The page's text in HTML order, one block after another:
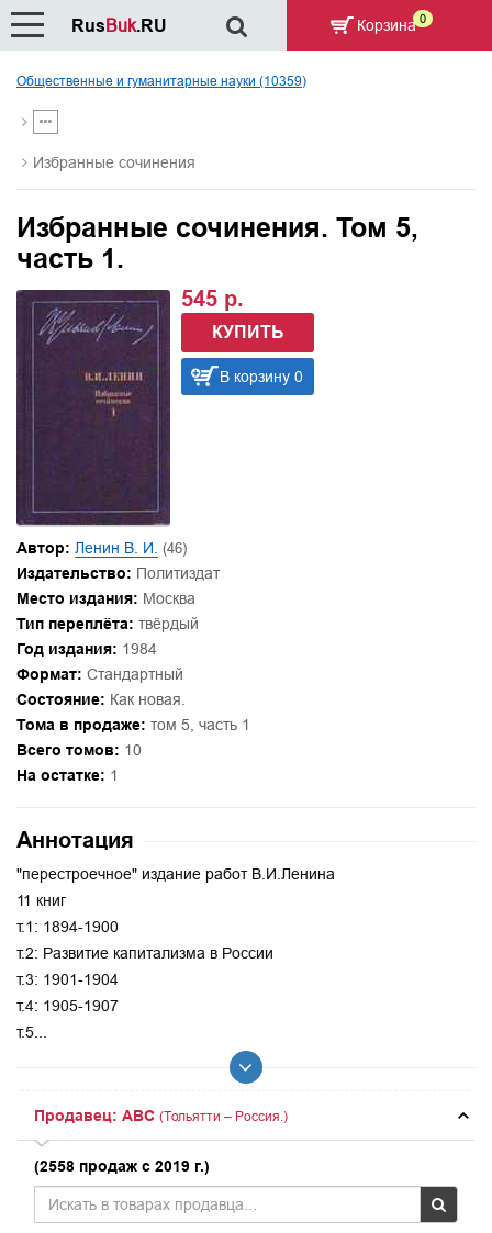
Общественные и гуманитарные науки (10359)
Избранные сочинения
Избранные сочинения. Том 5,
часть 1.
545 р.
КУПИТЬ
В корзину 0
Автор: Ленин В. И. (46)
Издательство: Политиздат
Место издания: Москва
Тип переплёта: твёрдый
Год издания: 1984
Формат: Стандартный
Состояние: Как новая.
Тома в продаже: том 5, часть 1
Всего томов: 10
На остатке: 1
Аннотация
"перестроечное" издание работ В.И.Ленина
11 книг
т.1: 1894-1900
т.2: Развитие капитализма в России
т.3: 1901-1904
т.4: 1905-1907
т.5...
Продавец: ABC (Тольятти – Россия.)
(2558 продаж с 2019 г.)
RusBuk.RU Корзина 0